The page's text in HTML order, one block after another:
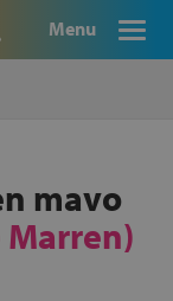
Menu
mavo
Marren)